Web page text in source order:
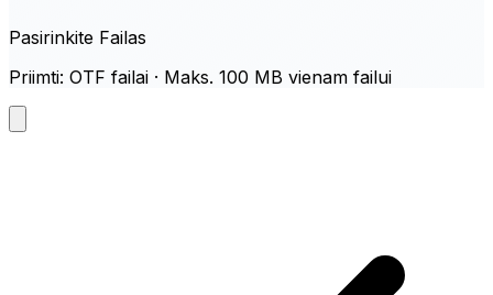
Pasirinkite Failas
Priimti: OTF failai · Maks. 100 MB vienam failui